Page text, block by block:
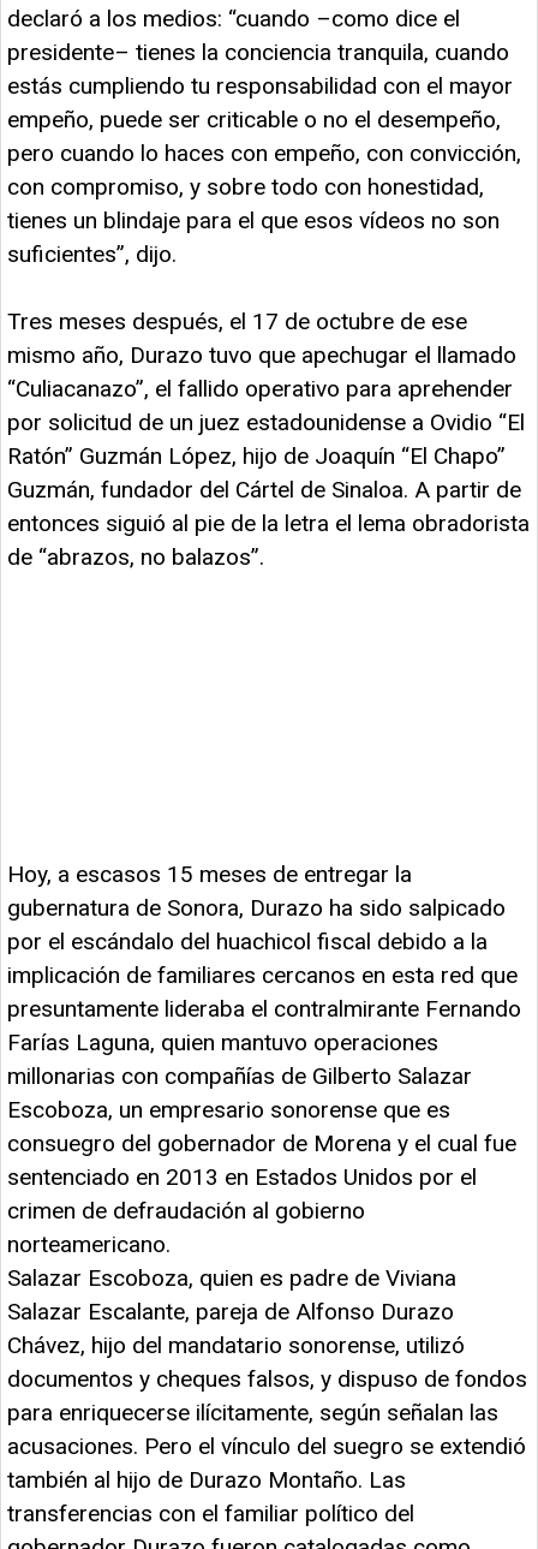
declaró a los medios: “cuando –como dice el
presidente– tienes la conciencia tranquila, cuando
estás cumpliendo tu responsabilidad con el mayor
empeño, puede ser criticable o no el desempeño,
pero cuando lo haces con empeño, con convicción,
con compromiso, y sobre todo con honestidad,
tienes un blindaje para el que esos vídeos no son
suficientes”, dijo.
Tres meses después, el 17 de octubre de ese
mismo año, Durazo tuvo que apechugar el llamado
“Culiacanazo”, el fallido operativo para aprehender
por solicitud de un juez estadounidense a Ovidio “El
Ratón” Guzmán López, hijo de Joaquín “El Chapo”
Guzmán, fundador del Cártel de Sinaloa. A partir de
entonces siguió al pie de la letra el lema obradorista
de “abrazos, no balazos”.
Hoy, a escasos 15 meses de entregar la
gubernatura de Sonora, Durazo ha sido salpicado
por el escándalo del huachicol fiscal debido a la
implicación de familiares cercanos en esta red que
presuntamente lideraba el contralmirante Fernando
Farías Laguna, quien mantuvo operaciones
millonarias con compañías de Gilberto Salazar
Escoboza, un empresario sonorense que es
consuegro del gobernador de Morena y el cual fue
sentenciado en 2013 en Estados Unidos por el
crimen de defraudación al gobierno
norteamericano.
Salazar Escoboza, quien es padre de Viviana
Salazar Escalante, pareja de Alfonso Durazo
Chávez, hijo del mandatario sonorense, utilizó
documentos y cheques falsos, y dispuso de fondos
para enriquecerse ilícitamente, según señalan las
acusaciones. Pero el vínculo del suegro se extendió
también al hijo de Durazo Montaño. Las
transferencias con el familiar político del